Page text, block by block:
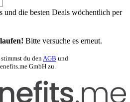
und die besten Deals wöchentlich per
Bitte versuche es erneut.
du denAGB und
GmbH zu.